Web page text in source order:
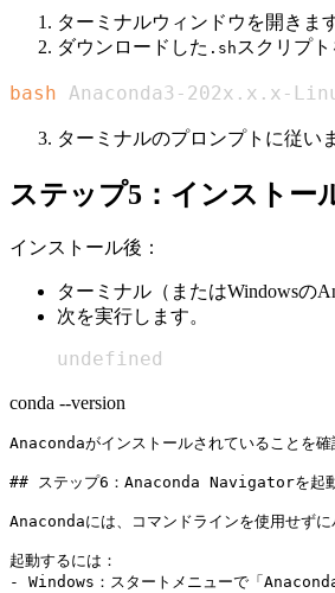
ターミナルウィンドウを開きます
ダウンロードした .sh スクリプト
bash Anaconda3-202x.x.x-
ターミナルのプロンプトに従い
ステップ5：インストー
インストール後：
ターミナル（またはWindowsの
次を実行します。
undefined
conda --version
Anacondaがインストールされていることを
## ステップ6：Anaconda Navigatorを起動
Anacondaには、コマンドラインを使用せ
起動するには：
- Windows：スタートメニューで「